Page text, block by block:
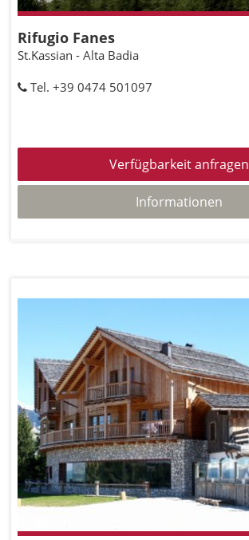
Rifugio Fanes
St.Kassian - Alta Badia
Tel. +39 0474 501097
Verfügbarkeit anfragen
Informationen